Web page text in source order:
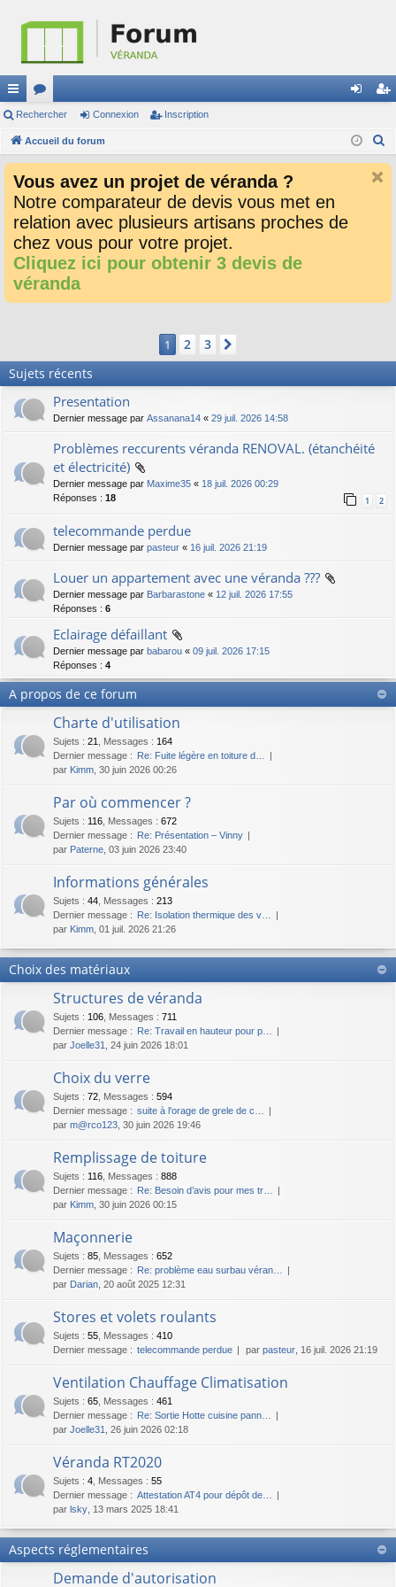
ac
co
ci
or
u
s
ne cri
Rechercher Connexion Inscription
Accueil du forum
Vous avez un projet de véranda ?
Notre comparateur de devis vous met en
relation avec plusieurs artisans proches de
chez vous pour votre projet.
Cliquez ici pour obtenir 3 devis de
véranda
1 2 3
Sujets récents
Presentation
Dernier message par Assanana14 « 29 juil. 2026 14:58
Problèmes reccurents véranda RENOVAL. (étanchéité
et électricité)
Dernier message par Maxime35 « 18 juil. 2026 00:29
Réponses : 18 1 2
telecommande perdue
Dernier message par pasteur « 16 juil. 2026 21:19
Louer un appartement avec une véranda ???
Dernier message par Barbarastone « 12 juil. 2026 17:55
Réponses : 6
Eclairage défaillant
Dernier message par babarou « 09 juil. 2026 17:15
Réponses : 4
A propos de ce forum
Charte d'utilisation
Sujets : 21 Messages : 164
Dernier message : Re: Fuite légère en toiture d…
par Kimm , 30 juin 2026 00:26
Par où commencer ?
Sujets : 116 Messages : 672
Dernier message : Re: Présentation – Vinny
par Paterne , 03 juin 2026 23:40
Informations générales
Sujets : 44 Messages : 213
Dernier message : Re: Isolation thermique des v…
par Kimm , 01 juil. 2026 21:26
Choix des matériaux
Structures de véranda
Sujets : 106 Messages : 711
Dernier message : Re: Travail en hauteur pour p…
par Joelle31 , 24 juin 2026 18:01
Choix du verre
Sujets : 72 Messages : 594
Dernier message : suite à l'orage de grele de c…
par m@rco123 , 30 juin 2026 19:46
Remplissage de toiture
Sujets : 116 Messages : 888
Dernier message : Re: Besoin d’avis pour mes tr…
par Kimm , 30 juin 2026 00:15
Maçonnerie
Sujets : 85 Messages : 652
Dernier message : Re: problème eau surbau véran…
par Darian , 20 août 2025 12:31
Stores et volets roulants
Sujets : 55 Messages : 410
Dernier message : telecommande perdue par pasteur , 16 juil. 2026 21:19
Ventilation Chauffage Climatisation
Sujets : 65 Messages : 461
Dernier message : Re: Sortie Hotte cuisine pann…
par Joelle31 , 26 juin 2026 02:18
Véranda RT2020
Sujets : 4 Messages : 55
Dernier message : Attestation AT4 pour dépôt de…
par lsky , 13 mars 2025 18:41
Aspects réglementaires
Demande d'autorisation